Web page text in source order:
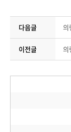
다음글
이전글